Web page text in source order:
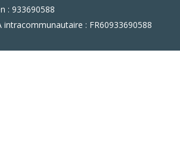
: 933690588
intracommunautaire : FR60933690588